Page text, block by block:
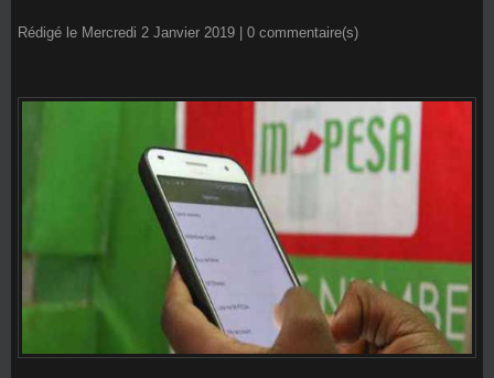
Rédigé le Mercredi 2 Janvier 2019 | 0 commentaire(s)